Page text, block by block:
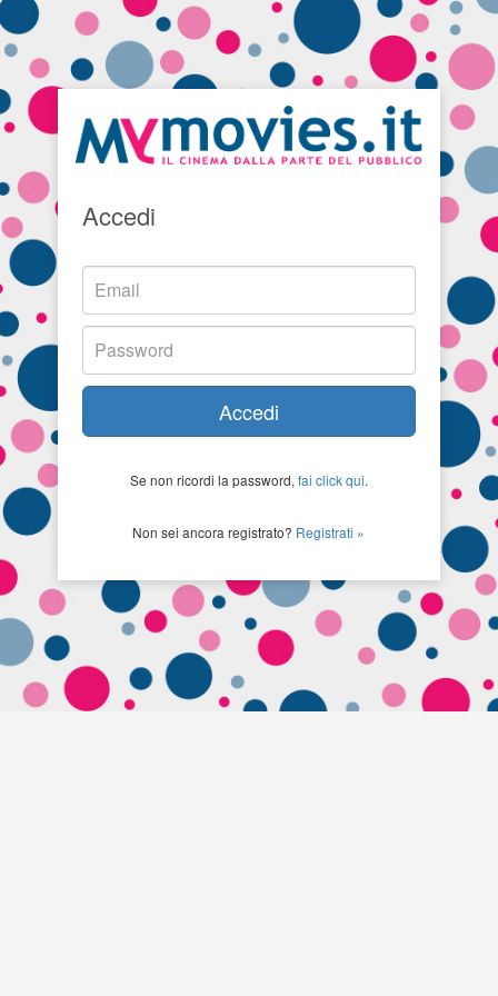
Accedi
Accedi
Se non ricordi la password, fai click qui.
Non sei ancora registrato? Registrati »